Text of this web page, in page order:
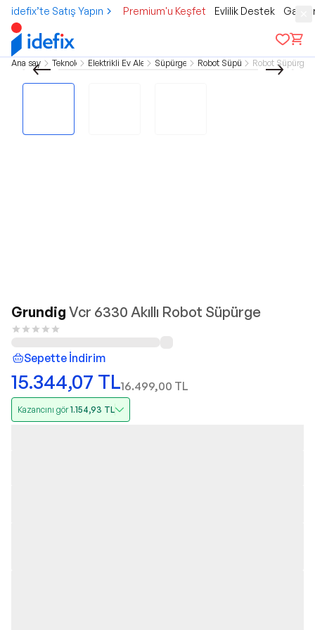
idefix’te Satış Yapın Premium'u Keşfet Evlilik Destek
Ana sayfa Teknoloji Elektrikli Ev AletleriSüpürgeler Robot SüpürgeRobot
Grundig Vcr 6330 Akıllı Robot Süpürge
Sepette İndirim
15.344,07 TL16.499,00 TL
Kazancını gör1.154,93 TL